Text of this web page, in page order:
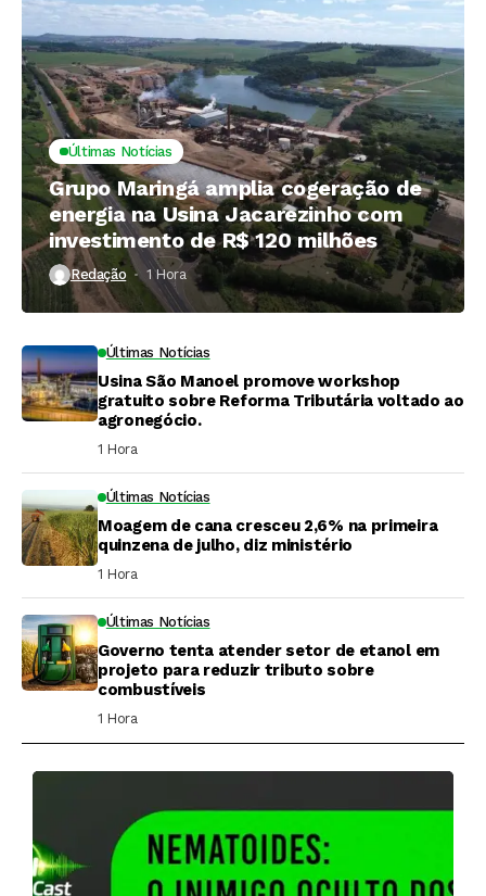
Últimas Notícias
Grupo Maringá amplia cogeração de
energia na Usina Jacarezinho com
investimento de R$ 120 milhões
Redação 1 Hora ⁮
Últimas Notícias
Usina São Manoel promove workshop
gratuito sobre Reforma Tributária voltado ao
agronegócio.
1 Hora ⁮
Últimas Notícias
Moagem de cana cresceu 2,6% na primeira
quinzena de julho, diz ministério
1 Hora ⁮
Últimas Notícias
Governo tenta atender setor de etanol em
projeto para reduzir tributo sobre
combustíveis
1 Hora ⁮